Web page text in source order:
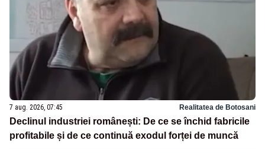
7 aug. 2026, 07:45 Realitatea de Botosani
Declinul industriei românești: De ce se închid fabricile
profitabile și de ce continuă exodul forței de muncă